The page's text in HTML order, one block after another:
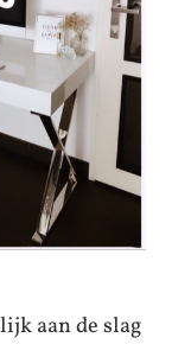
aan de slag